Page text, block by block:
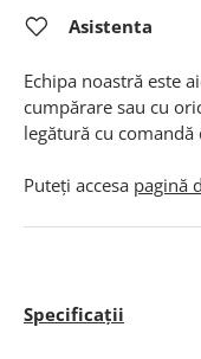
Asistenta
Echipa noastră este
cumpărare sau cu
legătură cu comandă
Puteți accesa pagină
Specificații